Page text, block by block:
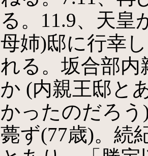
る。11.9、天皇
母姉)邸に行幸
れる。坂合部
か (内親王邸と
かったのだろう
薨ず(77歳)。続